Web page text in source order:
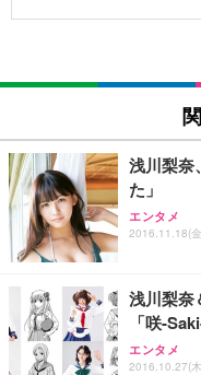
浅川梨奈
た」
エンタメ
2016.11.18(
浅川梨奈
「咲-
エンタメ
2016.10.27(